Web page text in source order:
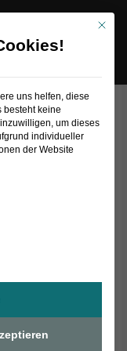
Mit
uns helfen, diese
besteht keine
um dieses
individueller
der Website
die eine